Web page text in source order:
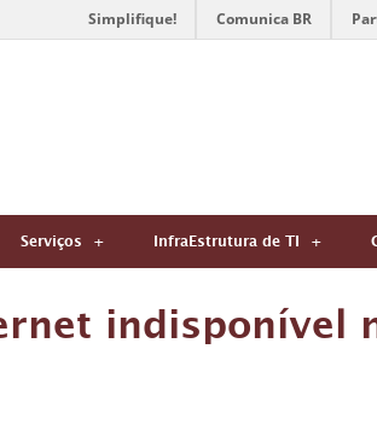
Simplifique! Comunica BR
Serviços InfraEstrutura de TI
indisponível